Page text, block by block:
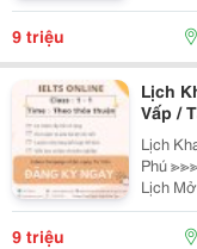
Basic Tối 3 5 7 Khai
9 triệu
Lịch
Vấp /
Lịch
Phú ≫≫≫Nhóm Lớp 3 Tháng/ Đóng Tiền Hp Theo Khóa +
Lịch
Lớp +
Nước
9 triệu